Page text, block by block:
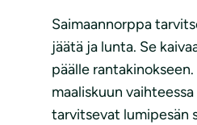
Saimaannorppa
jäätä ja lunta. Se
päälle
maaliskuun
tarvitsevat lumipesän